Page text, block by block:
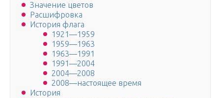
Значение цветов
Расшифровка
История флага
1921—1959
1959—1963
1963—1991
1991—2004
2004—2008
2008—настоящее время
История